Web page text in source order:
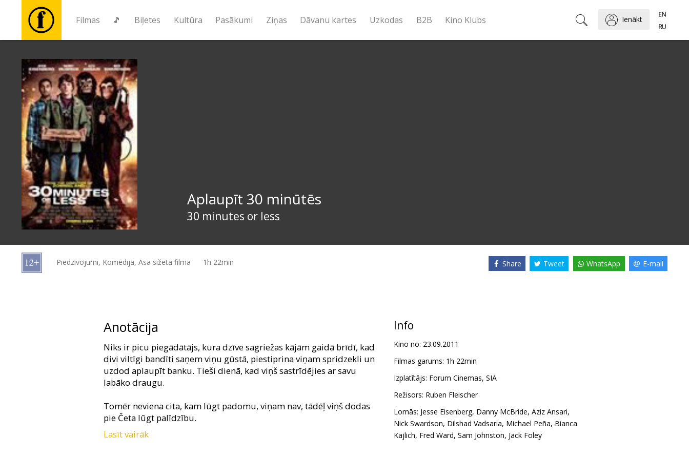
Filmas 🎵 Biļetes Kultūra Pasākumi Ziņas Dāvanu kartes Uzkodas B2B Kino Klubs Ienākt
🎵
Biļetes
Kultūra
Pasākumi
Ziņas
kartes
Aplaupīt 30 minūtēs
30 minutes or less
Piedzīvojumi, Komēdija, Asa sižeta filma 1h 22min Share Tweet WhatsApp E-mail
Anotācija
Niks ir picu piegādātājs, kura dzīve sagriežas kājām gaidā brīdī, kad
divi viltīgi bandīti saņem viņu gūstā, piestiprina viņam spridzekli un
uzdod aplaupīt banku. Tieši dienā, kad viņš sastrīdējies ar savu
labāko draugu.
Tomēr neviena cita, kam lūgt padomu, viņam nav, tādēļ viņš dodas
pie Četa lūgt palīdzību.
Draugiem priekšā ne mazums sarežģījumu, jo jānolaupa nauda,
Lasīt vairāk
Info
Kino no: 23.09.2011
Filmas garums: 1h 22min
Izplatītājs: Forum Cinemas, SIA
Režisors: Ruben Fleischer
Lomās: Jesse Eisenberg, Danny McBride, Aziz Ansari,
Nick Swardson, Dilshad Vadsaria, Michael Peña, Bianca
Kajlich, Fred Ward, Sam Johnston, Jack Foley